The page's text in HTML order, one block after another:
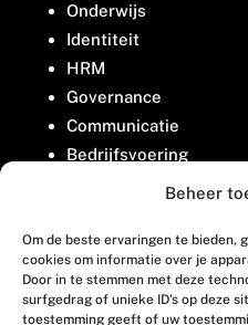
Beheer
Om de beste ervaringen te bieden,
cookies om informatie over je
Door in te stemmen met deze
surfgedrag of unieke ID's op deze
toestemming geeft of uw
Onderwijs
Identiteit
HRM
Governance
Communicatie
Bedrijfsvoering
Belangenbehartiging
Contact
Houttuinlaan 8